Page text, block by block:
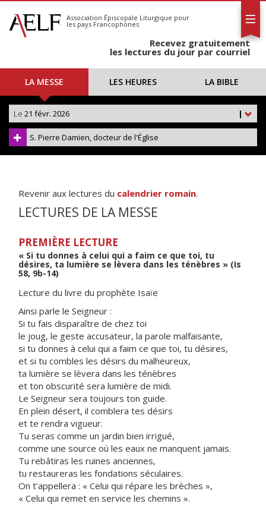
S'abonner
Calendrier
Association Épiscopale Liturgique pour
les pays Francophones
Recevez gratuitement
les lectures du jour par courriel
LA MESSE LES HEURES LA BIBLE
|
Le 21 févr. 2026
S. Pierre Damien, docteur de l'Église
Revenir aux lectures du calendrier romain.
LECTURES DE LA MESSE
PREMIÈRE LECTURE
« Si tu donnes à celui qui a faim ce que toi, tu
désires, ta lumière se lèvera dans les ténèbres » (Is
58, 9b-14)
Lecture du livre du prophète Isaïe
Ainsi parle le Seigneur :
Si tu fais disparaître de chez toi
le joug, le geste accusateur, la parole malfaisante,
si tu donnes à celui qui a faim ce que toi, tu désires,
et si tu combles les désirs du malheureux,
ta lumière se lèvera dans les ténèbres
et ton obscurité sera lumière de midi.
Le Seigneur sera toujours ton guide.
En plein désert, il comblera tes désirs
et te rendra vigueur.
Tu seras comme un jardin bien irrigué,
comme une source où les eaux ne manquent jamais.
Tu rebâtiras les ruines anciennes,
tu restaureras les fondations séculaires.
On t’appellera : « Celui qui répare les brèches »,
« Celui qui remet en service les chemins ».